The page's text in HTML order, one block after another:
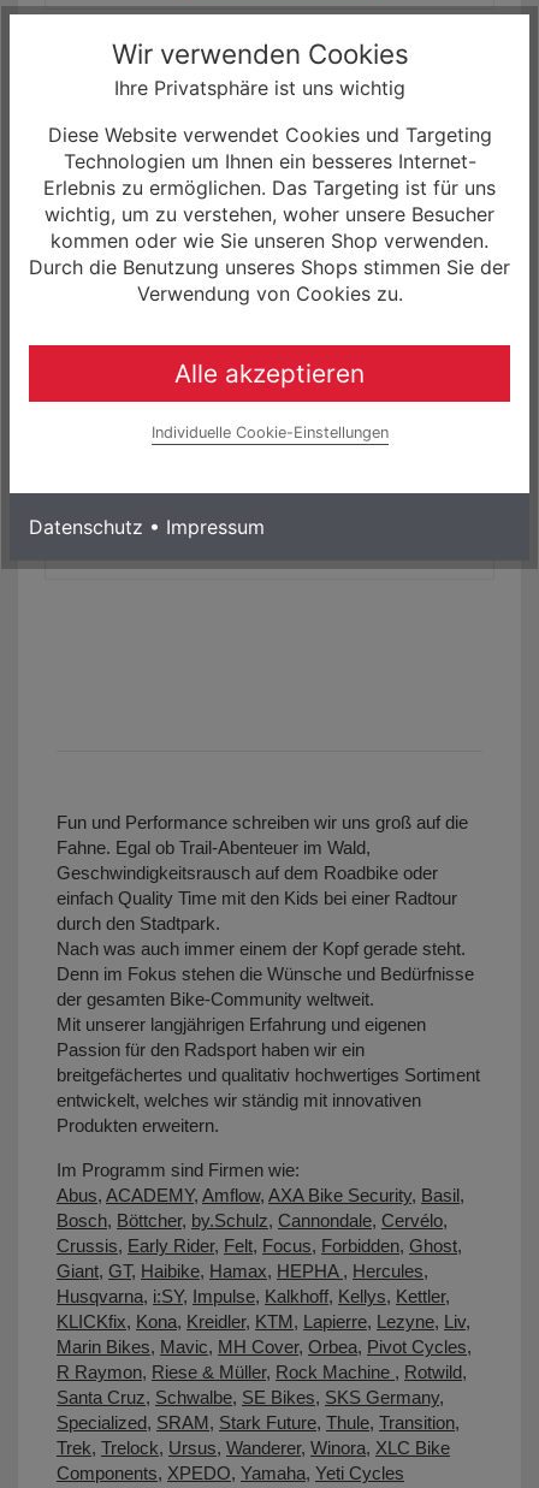
Haibike Twin Tail Lights Beleuchtungsset für
Flyon
... für Ausfallendenmontage ...
69,95 € *
Mehr Informationen
Fun und Performance schreiben wir uns groß auf die
Fahne. Egal ob Trail-Abenteuer im Wald,
Geschwindigkeitsrausch auf dem Roadbike oder
einfach Quality Time mit den Kids bei einer Radtour
durch den Stadtpark.
Nach was auch immer einem der Kopf gerade steht.
Denn im Fokus stehen die Wünsche und Bedürfnisse
der gesamten Bike-Community weltweit.
Mit unserer langjährigen Erfahrung und eigenen
Passion für den Radsport haben wir ein
breitgefächertes und qualitativ hochwertiges Sortiment
entwickelt, welches wir ständig mit innovativen
Produkten erweitern.
Im Programm sind Firmen wie:
Abus, ACADEMY, Amflow, AXA Bike Security, Basil,
Bosch, Böttcher, by.Schulz, Cannondale, Cervélo,
Crussis, Early Rider, Felt, Focus, Forbidden, Ghost,
Giant, GT, Haibike, Hamax, HEPHA , Hercules,
Husqvarna, i:SY, Impulse, Kalkhoff, Kellys, Kettler,
KLICKfix, Kona, Kreidler, KTM, Lapierre, Lezyne, Liv,
Marin Bikes, Mavic, MH Cover, Orbea, Pivot Cycles,
R Raymon, Riese & Müller, Rock Machine , Rotwild,
Santa Cruz, Schwalbe, SE Bikes, SKS Germany,
Specialized, SRAM, Stark Future, Thule, Transition,
Trek, Trelock, Ursus, Wanderer, Winora, XLC Bike
Components, XPEDO, Yamaha, Yeti Cycles
Wir verwenden Cookies
Ihre Privatsphäre ist uns wichtig
Diese Website verwendet Cookies und Targeting
Technologien um Ihnen ein besseres Internet-
Erlebnis zu ermöglichen. Das Targeting ist für uns
wichtig, um zu verstehen, woher unsere Besucher
kommen oder wie Sie unseren Shop verwenden.
Durch die Benutzung unseres Shops stimmen Sie der
Verwendung von Cookies zu.
Alle akzeptieren
Individuelle Cookie-Einstellungen
Datenschutz • Impressum